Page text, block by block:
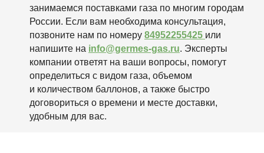
занимаемся поставками газа по многим городам
России. Если вам необходима консультация,
позвоните нам по номеру 84952255425 или
напишите на info@germes-gas.ru. Эксперты
компании ответят на ваши вопросы, помогут
определиться с видом газа, объемом
и количеством баллонов, а также быстро
договориться о времени и месте доставки,
удобным для вас.